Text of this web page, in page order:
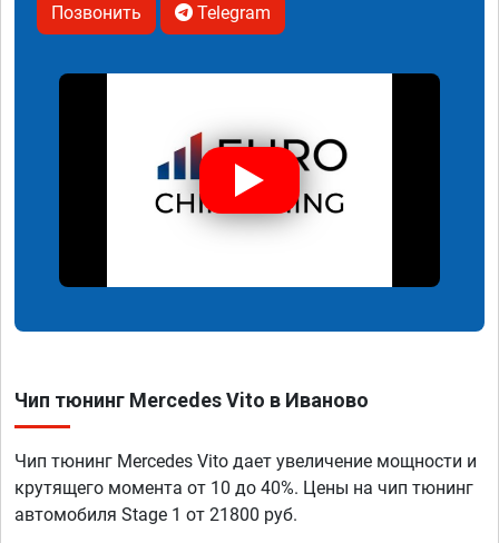
Позвонить Telegram
Чип тюнинг Mercedes Vito в Иваново
Чип тюнинг Mercedes Vito дает увеличение мощности и
крутящего момента от 10 до 40%. Цены на чип тюнинг
автомобиля Stage 1 от 21800 руб.